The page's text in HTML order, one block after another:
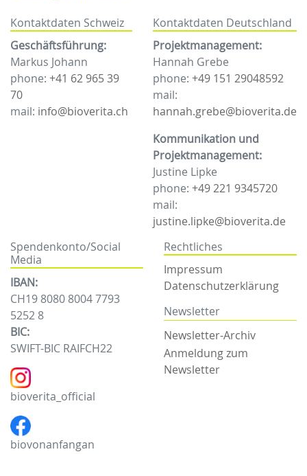
Kontaktdaten Schweiz
Geschäftsführung:
Markus Johann
phone: +41 62 965 39
70
mail: info@bioverita.ch
Kontaktdaten Deutschland
Projektmanagement:
Hannah Grebe
phone: +49 151 29048592
mail:
hannah.grebe@bioverita.de
Kommunikation und
Projektmanagement:
Justine Lipke
phone: +49 221 9345720
mail:
justine.lipke@bioverita.de
Spendenkonto/Social
Media
IBAN:
CH19 8080 8004 7793
5252 8
BIC:
SWIFT-BIC RAIFCH22
bioverita_official
biovonanfangan
Rechtliches
Impressum
Datenschutzerklärung
Newsletter
Newsletter-Archiv
Anmeldung zum
Newsletter